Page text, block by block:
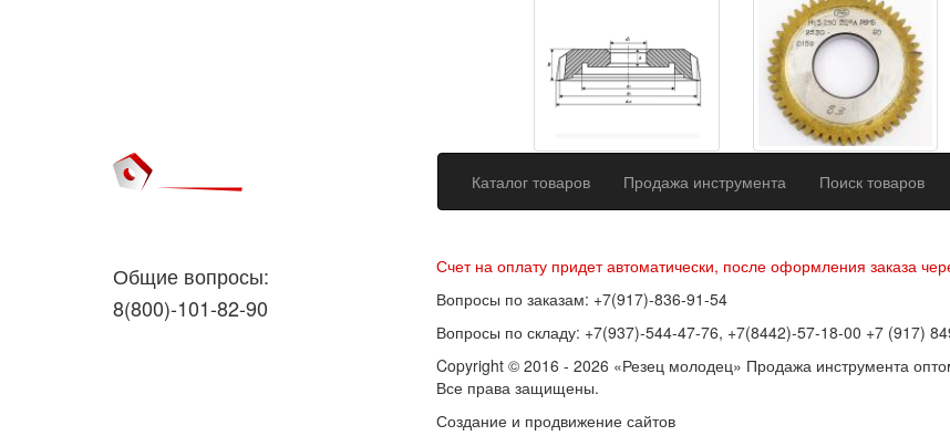
Каталог товаров Продажа инструмента Поиск товаров
Общие вопросы:
8(800)-101-82-90
Счет на оплату придет автоматически, после оформления заказа
Вопросы по заказам: +7(917)-836-91-54
Вопросы по складу: +7(937)-544-47-76, +7(8442)-57-18-00 +7 (917)
Copyright © 2016 - 2026 «Резец молодец» Продажа инструмента
Все права защищены.
Создание и продвижение сайтов